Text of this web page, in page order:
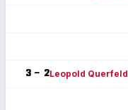
3 – 2Leopold Querfeld